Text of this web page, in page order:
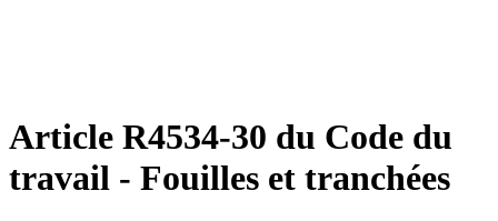
Article R4534-30 du Code du
travail - Fouilles et tranchées